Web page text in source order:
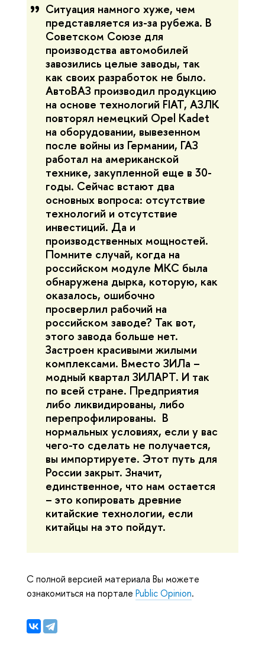
Ситуация намного хуже, чем
представляется из-за рубежа. В
Советском Союзе для
производства автомобилей
завозились целые заводы, так
как своих разработок не было.
АвтоВАЗ производил продукцию
на основе технологий FIAT, АЗЛК
повторял немецкий Opel Kadet
на оборудовании, вывезенном
после войны из Германии, ГАЗ
работал на американской
технике, закупленной еще в 30-
годы. Сейчас встают два
основных вопроса: отсутствие
технологий и отсутствие
инвестиций. Да и
производственных мощностей.
Помните случай, когда на
российском модуле МКС была
обнаружена дырка, которую, как
оказалось, ошибочно
просверлил рабочий на
российском заводе? Так вот,
этого завода больше нет.
Застроен красивыми жилыми
комплексами. Вместо ЗИЛа –
модный квартал ЗИЛАРТ. И так
по всей стране. Предприятия
либо ликвидированы, либо
перепрофилированы. В
нормальных условиях, если у вас
чего-то сделать не получается,
вы импортируете. Этот путь для
России закрыт. Значит,
единственное, что нам остается
– это копировать древние
китайские технологии, если
китайцы на это пойдут.
С полной версией материала Вы можете
ознакомиться на портале Public Opinion.